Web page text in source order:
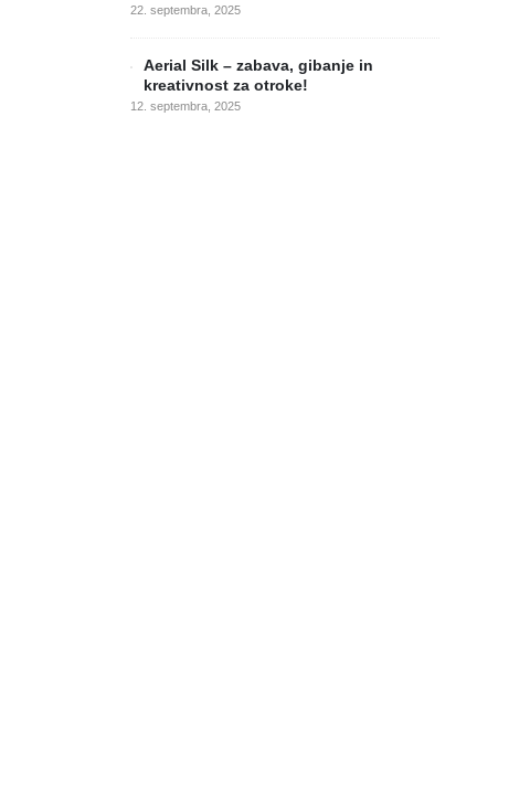
22. septembra, 2025
Aerial Silk – zabava, gibanje in
kreativnost za otroke!
12. septembra, 2025